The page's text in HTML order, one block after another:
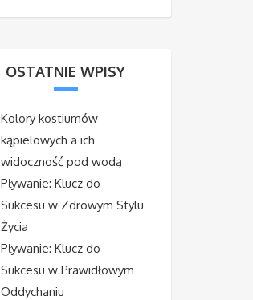
OSTATNIE WPISY
Kolory kostiumów
kąpielowych a ich
widoczność pod wodą
Pływanie: Klucz do
Sukcesu w Zdrowym Stylu
Życia
Pływanie: Klucz do
Sukcesu w Prawidłowym
Oddychaniu